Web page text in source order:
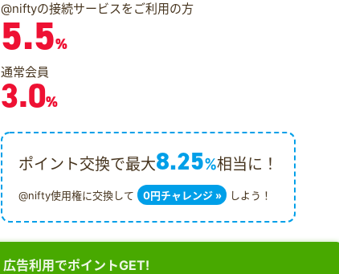
@niftyの接続サービスをご利用の方
5.5%
通常会員
3.0%
ポイント交換で最大8.25%相当に！
@nifty使用権に交換して 0円チャレンジ » しよう！
広告利用でポイントGET!